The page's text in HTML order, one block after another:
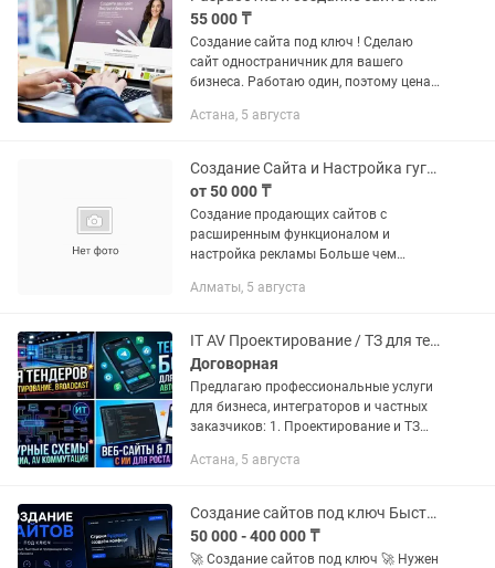
55 000 ₸
Создание сайта под ключ ! Сделаю
сайт одностраничник для вашего
бизнеса. Работаю один, поэтому цена
Ключевые компетенции: - Разработка
Астана, 5 августа
Создание Сайта и Настройка гугл рекламы
от 50 000 ₸
Создание продающих сайтов с
расширенным функционалом и
настройка рекламы Больше чем
полноценные инструменты для вашего
красивые страницы, а...
Алматы, 5 августа
IT AV Проектирование / ТЗ для тендеров / Сайты и -боты
Договорная
Предлагаю профессиональные услуги
для бизнеса, интеграторов и частных
заказчиков: 1. Проектирование и ТЗ
Составление грамотных Технических
Астана, 5 августа
Создание сайтов под ключ Быстро и качественно
50 000 - 400 000 ₸
🚀 Создание сайтов под ключ 🚀 Нужен